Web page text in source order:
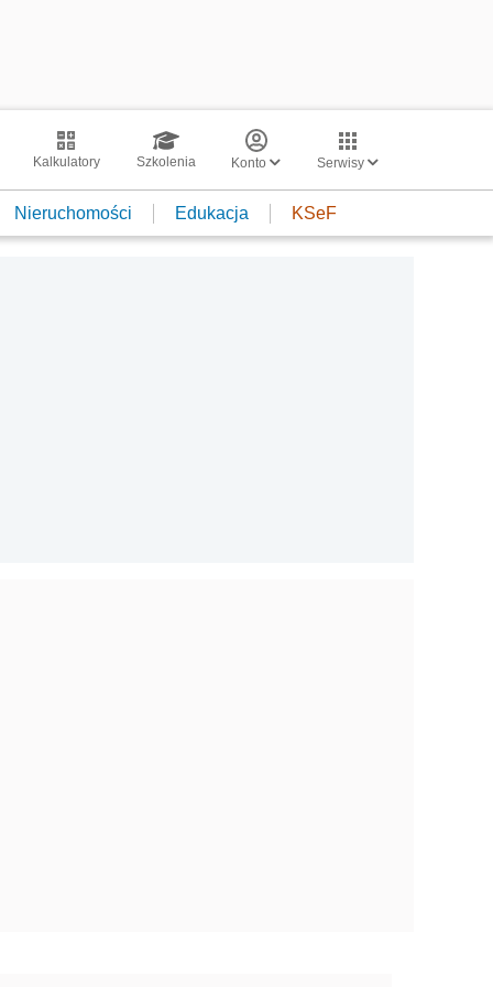
Kalkulatory Szkolenia Konto Serwisy
Nieruchomości Edukacja KSeF